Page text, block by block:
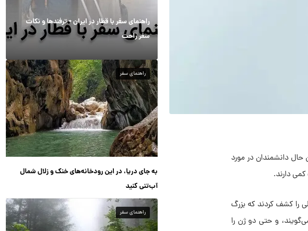
حال دانشمندان در مورد
دارند.
را کشف کردند که بزرگ
و حتی دو ژن را
راهنمای سفر با قطار در ایران + ترفندها و نکات
سفر راحت
راهنمای سفر
به جای دریا، در این رودخانه‌های خنک و زلال شمال
آب‌تنی کنید
راهنمای سفر